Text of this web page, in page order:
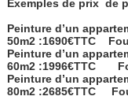
Exemples de prix de
Peinture d’un
50m2 :1690€TTC
Peinture d’un
60m2 :1996€TTC
Peinture d’un
80m2 :2685€TTC